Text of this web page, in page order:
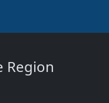
Region